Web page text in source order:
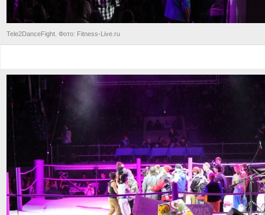
Tele2DanceFight. Фото: Fitness-Live.ru